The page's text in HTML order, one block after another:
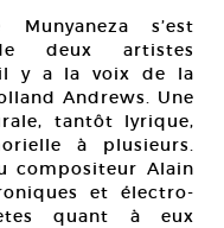
s’est
deux artistes
il y a la voix de la
Andrews. Une
tantôt lyrique,
à plusieurs.
compositeur Alain
et électro-
quant à eux